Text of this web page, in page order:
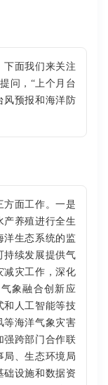
下面我们来关注
问，“上个月台
风预报和海洋防
方面工作。一是
产养殖进行全生
洋生态系统的监
持续发展提供气
减灾工作，深化
象融合创新应
和人工智能等技
等海洋气象灾害
强跨部门合作联
局、生态环境局
础设施和数据资